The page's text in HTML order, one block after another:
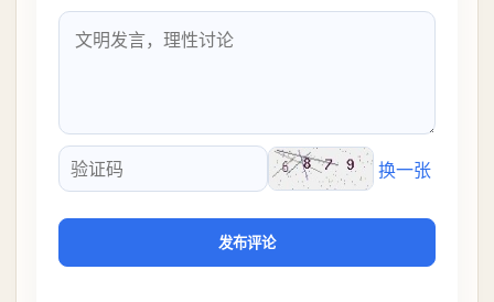
验证码
换一张
发布评论